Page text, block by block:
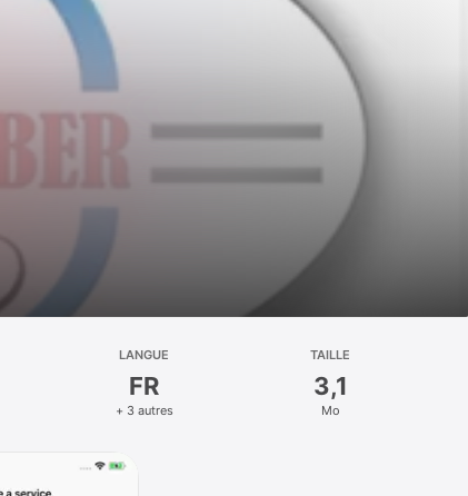
LANGUE
FR
+ 3 autres
TAILLE
3,1
Mo